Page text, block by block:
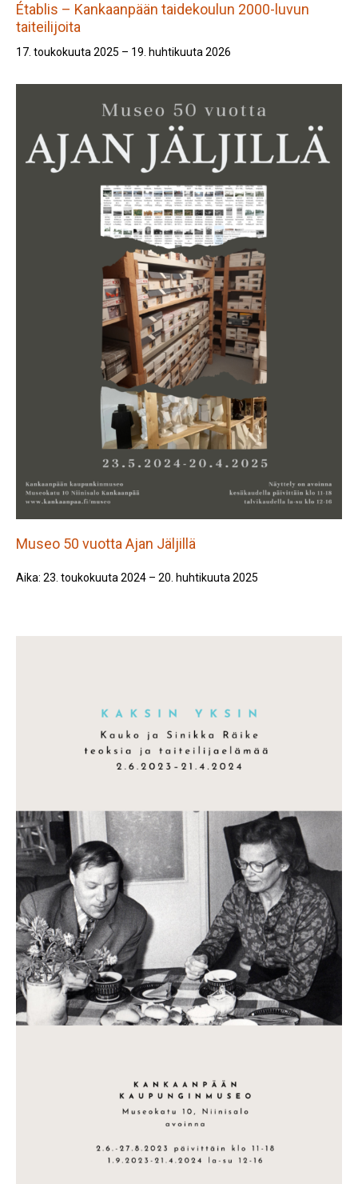
Établis – Kankaanpään taidekoulun 2000-luvun
taiteilijoita
17. toukokuuta 2025 – 19. huhtikuuta 2026
Museo 50 vuotta Ajan Jäljillä
Aika: 23. toukokuuta 2024 – 20. huhtikuuta 2025